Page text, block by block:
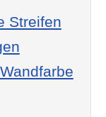
Streifen